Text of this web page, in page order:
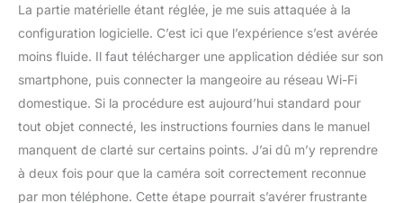
peut être remplie de
graines de tournesol à
l'huile noire ou d'un
mélange de noix
décortiquées, parfaites
pour attirer diverses
espèces d'oiseaux telles
que les cardinaux, les
pinsons rouges, les
geais bleus, les
La partie matérielle étant réglée, je me suis attaquée à la
configuration logicielle. C’est ici que l’expérience s’est avérée
moins fluide. Il faut télécharger une application dédiée sur son
smartphone, puis connecter la mangeoire au réseau Wi-Fi
domestique. Si la procédure est aujourd’hui standard pour
tout objet connecté, les instructions fournies dans le manuel
manquent de clarté sur certains points. J’ai dû m’y reprendre
à deux fois pour que la caméra soit correctement reconnue
par mon téléphone. Cette étape pourrait s’avérer frustrante